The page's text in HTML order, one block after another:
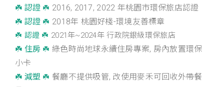
☘️ 認證 ☘️ 2016, 2017, 2022 年桃園市環保旅店認證
☘️ 認證 ☘️ 2018年 桃園好棧-環境友善標章
☘️ 認證 ☘️ 2021年~2024年 行政院銀級環保旅店
☘️ 住房 ☘️ 綠色時尚地球永續住房專案, 房內放置環保
小卡
☘️ 減塑 ☘️ 餐廳不提供吸管, 改使用麥禾可回收外帶餐